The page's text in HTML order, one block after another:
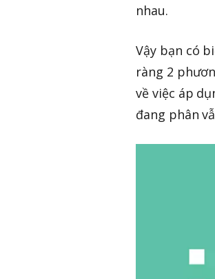
nhau.
Vậy bạn có
ràng 2
về việc áp
đang phân